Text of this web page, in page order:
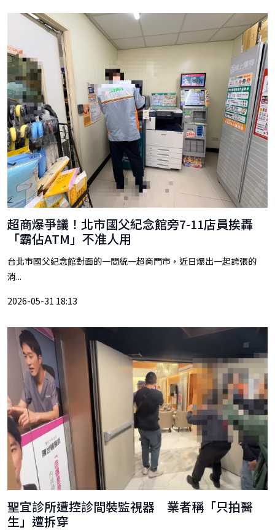
超商爆爭議！北市國父紀念館旁7-11店員挨轟
「霸佔ATM」不准人用
台北市國父紀念館對面的一間統一超商門市，近日爆出一起誇張的
消...
2026-05-31 18:13
聖宜診所遭控診間裝監視器 業者稱「只拍醫
生」遭拆穿